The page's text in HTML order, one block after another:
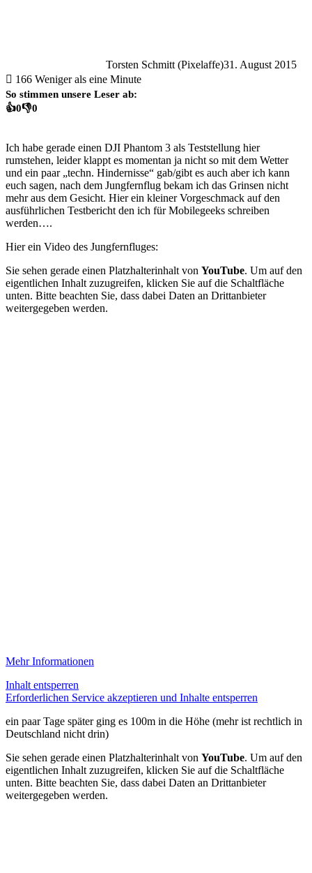
Torsten Schmitt (Pixelaffe)31. August 2015
166 Weniger als eine Minute
So stimmen unsere Leser ab:
👍0👎0
Ich habe gerade einen DJI Phantom 3 als Teststellung hier
rumstehen, leider klappt es momentan ja nicht so mit dem Wetter
und ein paar „techn. Hindernisse“ gab/gibt es auch aber ich kann
euch sagen, nach dem Jungfernflug bekam ich das Grinsen nicht
mehr aus dem Gesicht. Hier ein kleiner Vorgeschmack auf den
ausführlichen Testbericht den ich für Mobilegeeks schreiben
werden….
Hier ein Video des Jungfernfluges:
Sie sehen gerade einen Platzhalterinhalt von YouTube. Um auf den
eigentlichen Inhalt zuzugreifen, klicken Sie auf die Schaltfläche
unten. Bitte beachten Sie, dass dabei Daten an Drittanbieter
weitergegeben werden.
Mehr Informationen
Inhalt entsperren
Erforderlichen Service akzeptieren und Inhalte entsperren
ein paar Tage später ging es 100m in die Höhe (mehr ist rechtlich in
Deutschland nicht drin)
Sie sehen gerade einen Platzhalterinhalt von YouTube. Um auf den
eigentlichen Inhalt zuzugreifen, klicken Sie auf die Schaltfläche
unten. Bitte beachten Sie, dass dabei Daten an Drittanbieter
weitergegeben werden.